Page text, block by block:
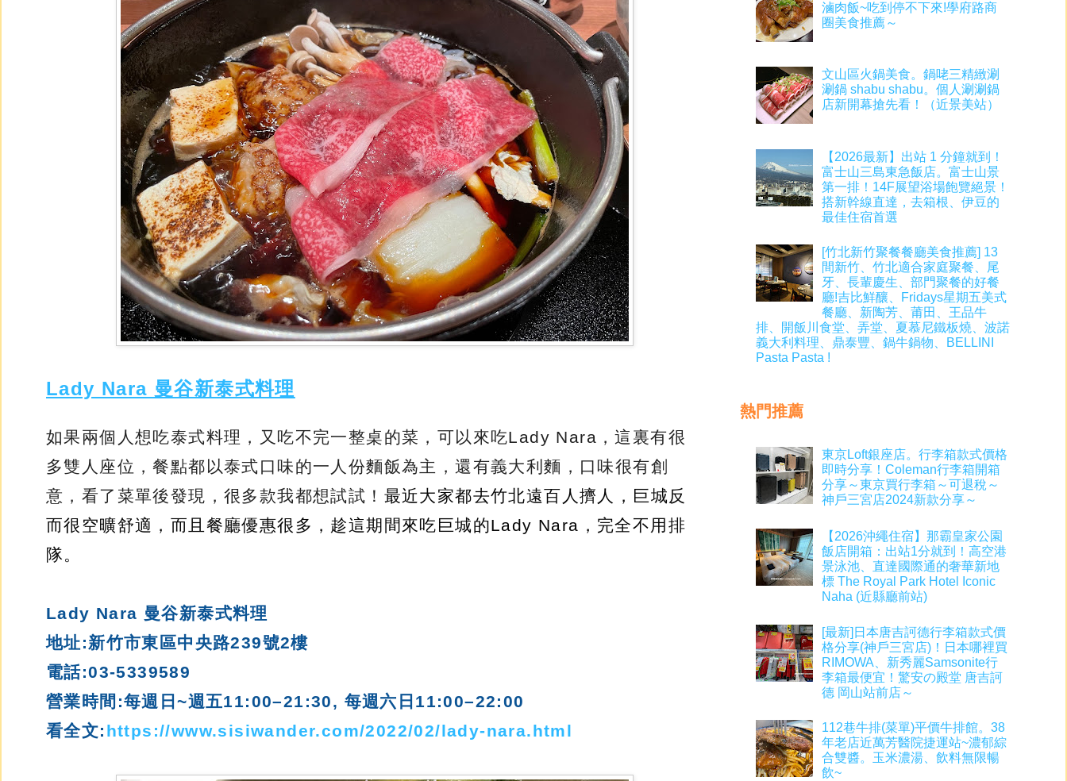
Lady Nara 曼谷新泰式料理
如果兩個人想吃泰式料理，又吃不完一整桌的菜，可以來吃Lady Nara，這裏有很
多雙人座位，餐點都以泰式口味的一人份麵飯為主，還有義大利麵，口味很有創
意，看了菜單後發現，很多款我都想試試！ 最近大家都去竹北遠百人擠人，巨城反
而很空曠舒適，而且餐廳優惠很多，趁這期間來吃巨城的Lady Nara，完全不用排
隊。
Lady Nara 曼谷新泰式料理
地址:新竹市東區中央路239號2樓
電話:03-5339589
營業時間:每週日~週五11:00–21:30, 每週六日11:00–22:00
看全文: https://www.sisiwander.com/2022/02/lady-nara.html
滷肉飯~吃到停不下來!學府路商
圈美食推薦～
文山區火鍋美食。鍋咾三精緻涮
涮鍋 shabu shabu。個人涮涮鍋
店新開幕搶先看！（近景美站）
【2026最新】出站 1 分鐘就到！
富士山三島東急飯店。富士山景
第一排！14F展望浴場飽覽絕景！
搭新幹線直達，去箱根、伊豆的
最佳住宿首選
[竹北新竹聚餐餐廳美食推薦] 13
間新竹、竹北適合家庭聚餐、尾
牙、長輩慶生、部門聚餐的好餐
廳!吉比鮮釀、Fridays星期五美式
餐廳、新陶芳、莆田、王品牛
排、開飯川食堂、弄堂、夏慕尼鐵板燒、波諾
義大利料理、鼎泰豐、鍋牛鍋物、BELLINI
Pasta Pasta !
熱門推薦
東京Loft銀座店。行李箱款式價格
即時分享！Coleman行李箱開箱
分享～東京買行李箱～可退稅～
神戶三宮店2024新款分享～
【2026沖繩住宿】那霸皇家公園
飯店開箱：出站1分就到！高空港
景泳池、直達國際通的奢華新地
標 The Royal Park Hotel Iconic
Naha (近縣廳前站)
[最新]日本唐吉訶德行李箱款式價
格分享(神戶三宮店)！日本哪裡買
RIMOWA、新秀麗Samsonite行
李箱最便宜！驚安の殿堂 唐吉訶
德 岡山站前店～
112巷牛排(菜單)平價牛排館。38
年老店近萬芳醫院捷運站~濃郁綜
合雙醬。玉米濃湯、飲料無限暢
飲~